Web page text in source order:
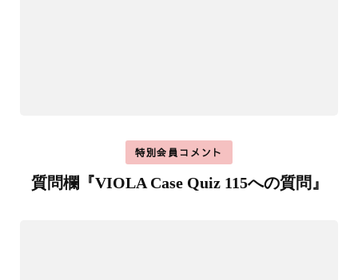
特別会員コメント
質問欄『VIOLA Case Quiz 115への質問』